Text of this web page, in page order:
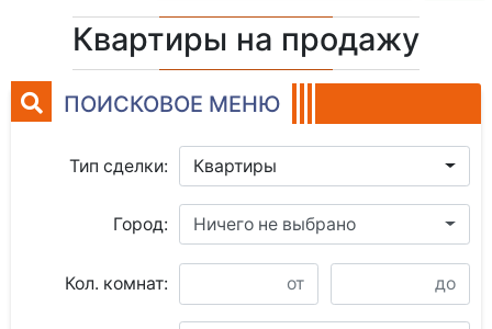
Квартиры на продажу
ПОИСКОВОЕ МЕНЮ
Тип сделки: Квартиры
Город: Ничего не выбрано
Кол. комнат: